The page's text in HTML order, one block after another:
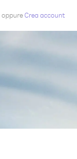
oppureCrea account